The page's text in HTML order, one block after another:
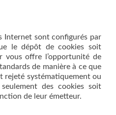
Internet sont configurés par
le dépôt de cookies soit
vous offre l’opportunité de
de manière à ce que
rejeté systématiquement ou
des cookies soit
de leur émetteur.